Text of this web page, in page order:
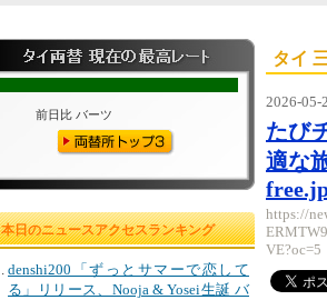
本日のニュースアクセスランキング
denshi200「ずっとサマーで恋して
る」リリース、Nooja & Yosei生誕 バ
タイ
2026-05-
たび
適な
https://
VE?oc=5